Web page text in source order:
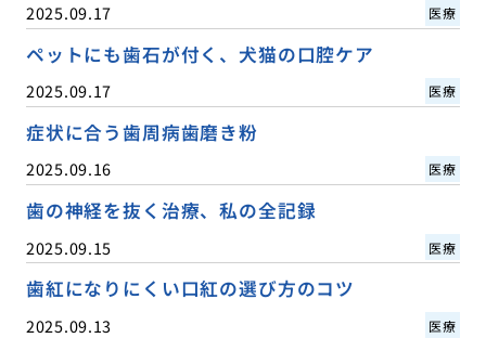
2025.09.17 医療
ペットにも歯石が付く、犬猫の口腔ケア
2025.09.17 医療
症状に合う歯周病歯磨き粉
2025.09.16 医療
歯の神経を抜く治療、私の全記録
2025.09.15 医療
歯紅になりにくい口紅の選び方のコツ
2025.09.13 医療